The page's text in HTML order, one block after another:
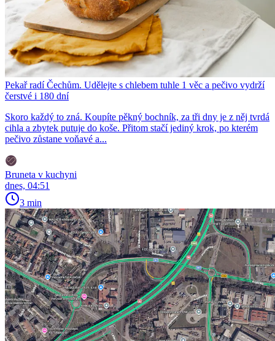
Pekař radí Čechům. Udělejte s chlebem tuhle 1 věc a pečivo vydrží
čerstvé i 180 dní
Skoro každý to zná. Koupíte pěkný bochník, za tři dny je z něj tvrdá
cihla a zbytek putuje do koše. Přitom stačí jediný krok, po kterém
pečivo zůstane voňavé a...
Bruneta v kuchyni
dnes, 04:51
3 min